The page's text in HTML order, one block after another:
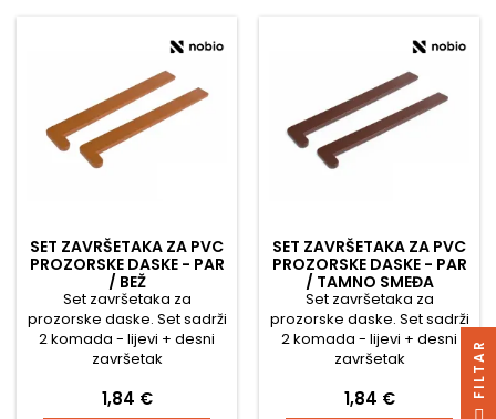
SET ZAVRŠETAKA ZA PVC
PROZORSKE DASKE - PAR
/ BEŽ
Set završetaka za
prozorske daske. Set sadrži
2 komada - lijevi + desni
završetak
Cijena
1,84 €
SET ZAVRŠETAKA ZA PVC
PROZORSKE DASKE - PAR
/ TAMNO SMEĐA
Set završetaka za
prozorske daske. Set sadrži
2 komada - lijevi + desni
završetak
Cijena
1,84 € R